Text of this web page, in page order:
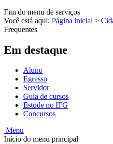
Fim do menu de serviços
Você está aqui: Página inicial >
Frequentes
Em destaque
Aluno
Egresso
Servidor
Guia de cursos
Estude no IFG
Concursos
Menu
Início do menu principal